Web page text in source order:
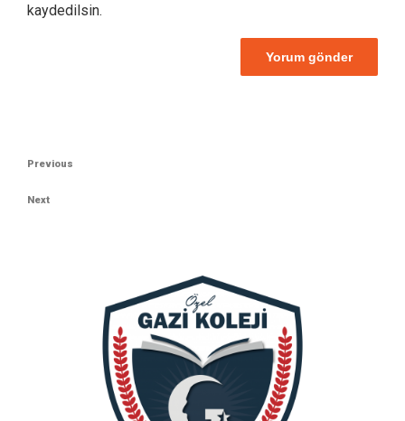
kaydedilsin.
Yazı
gezinmesi
Previous
Previous
Next
Next